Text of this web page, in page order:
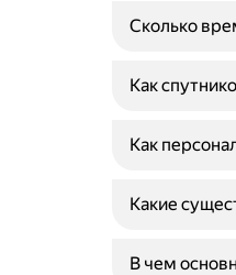
Сколько
Как
Как
Какие
В чем